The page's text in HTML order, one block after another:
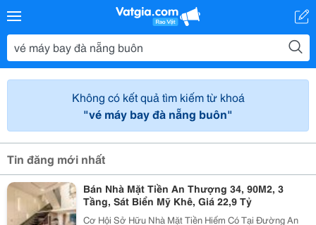
Không có kết quả tìm kiếm từ khoá
"vé máy bay đà nẵng buôn"
Tin đăng mới nhất
Bán Nhà Mặt Tiền An Thượng 34, 90M2, 3
Tầng, Sát Biển Mỹ Khê, Giá 22,9 Tỷ
Cơ Hội Sở Hữu Nhà Mặt Tiền Hiếm Có Tại Đường An